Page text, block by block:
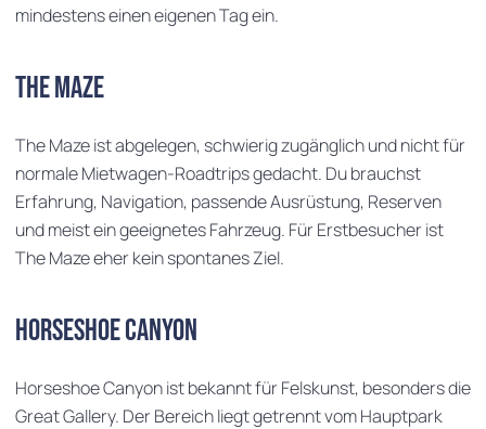
mindestens einen eigenen Tag ein.
The Maze
The Maze ist abgelegen, schwierig zugänglich und nicht für
normale Mietwagen-Roadtrips gedacht. Du brauchst
Erfahrung, Navigation, passende Ausrüstung, Reserven
und meist ein geeignetes Fahrzeug. Für Erstbesucher ist
The Maze eher kein spontanes Ziel.
Horseshoe Canyon
Horseshoe Canyon ist bekannt für Felskunst, besonders die
Great Gallery. Der Bereich liegt getrennt vom Hauptpark